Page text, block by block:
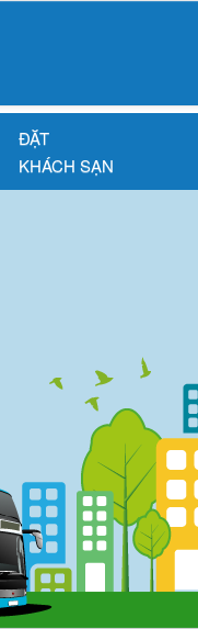
ĐẶT
KHÁCH SẠN